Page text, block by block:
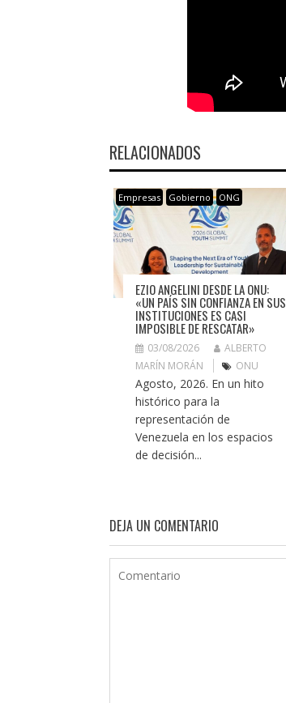
RELACIONADOS
Empresas Gobierno ONG
EZIO ANGELINI DESDE LA ONU:
«UN PAÍS SIN CONFIANZA EN SUS
INSTITUCIONES ES CASI
IMPOSIBLE DE RESCATAR»
03/08/2026
ALBERTO
MARÍN MORÁN
ONU
Agosto, 2026. En un hito
histórico para la
representación de
Venezuela en los espacios
de decisión...
DEJA UN COMENTARIO